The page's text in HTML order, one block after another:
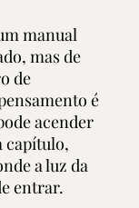
manual
mas de
de
é
acender
capítulo,
a luz da
entrar.